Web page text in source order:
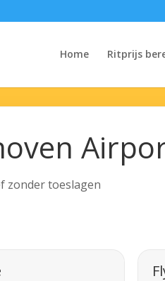
Home Ritprijs
zonder toeslagen